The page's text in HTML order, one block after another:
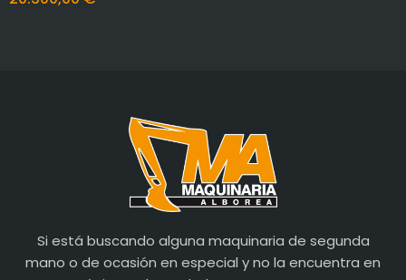
Si está buscando alguna maquinaria de segunda
mano o de ocasión en especial y no la encuentra en